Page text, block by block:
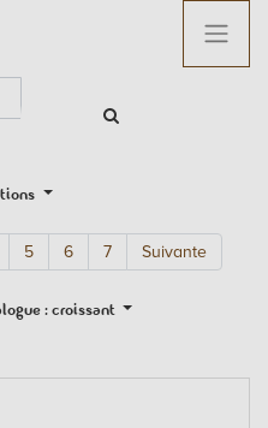
5 6 7 Suivante
: croissant